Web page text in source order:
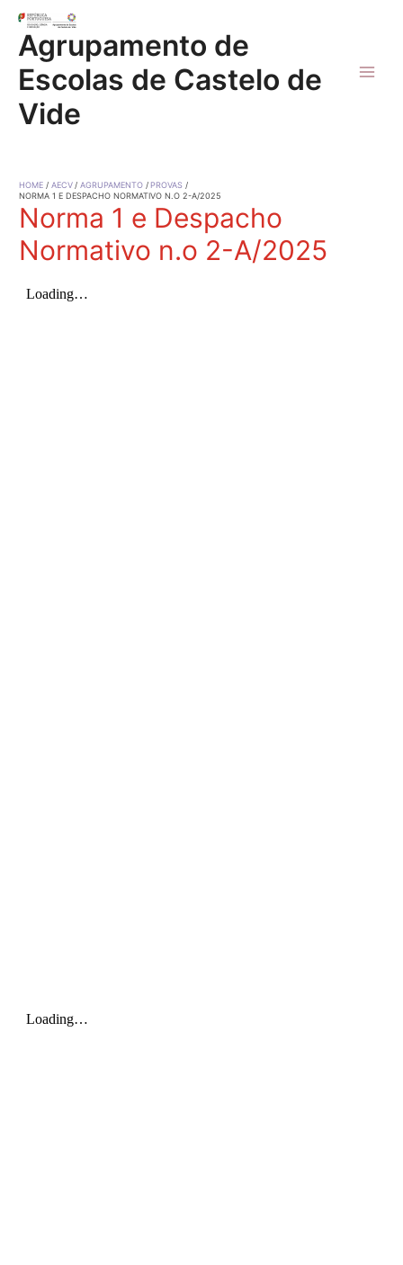
content
Agrupamento de
Escolas de Castelo de
Vide
HOME AECV AGRUPAMENTO
PROVAS
NORMA 1 E DESPACHO NORMATIVO N.O 2-A/2025
Norma 1 e Despacho
Normativo n.o 2-A/2025